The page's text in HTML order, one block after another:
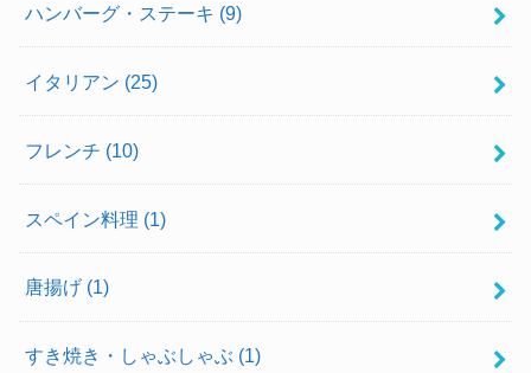
ハンバーグ・ステーキ (9)
イタリアン (25)
フレンチ (10)
スペイン料理 (1)
唐揚げ (1)
すき焼き・しゃぶしゃぶ (1)